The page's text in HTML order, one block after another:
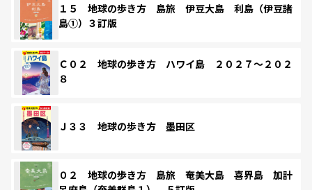
１５ 地球の歩き方 島旅 伊豆大島 利島（伊豆諸
島①）３訂版
Ｃ０２ 地球の歩き方 ハワイ島 ２０２７～２０２
８
Ｊ３３ 地球の歩き方 墨田区
０２ 地球の歩き方 島旅 奄美大島 喜界島 加計